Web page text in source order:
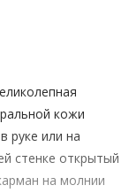
кожи
руке или на
стенке открытый
на молнии